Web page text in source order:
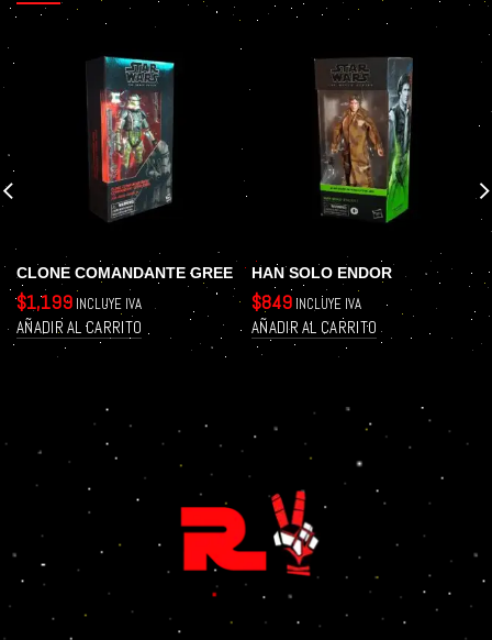
CLONE COMANDANTE GREE
$1,199 INCLUYE IVA
AÑADIR AL CARRITO
HAN SOLO ENDOR
$849 INCLUYE IVA
AÑADIR AL CARRITO